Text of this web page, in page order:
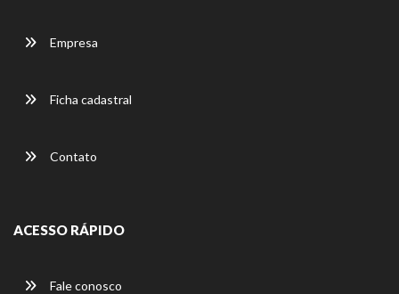
Empresa
Ficha cadastral
Contato
ACESSO RÁPIDO
Fale conosco